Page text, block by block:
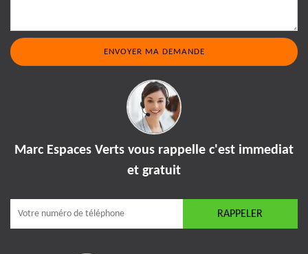
Marc Espaces Verts vous rappelle c'est immediat
et gratuit